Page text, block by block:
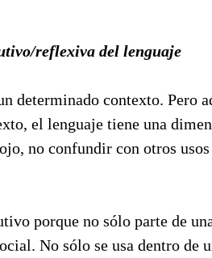
reflexiva del lenguaje
determinado contexto. Pero
el lenguaje tiene una
no confundir con otros
porque no sólo parte de
No sólo se usa dentro de